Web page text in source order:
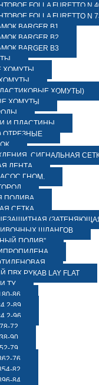
FOLLA FURETTO N
FOLLA FURETTO N
BARGER B1
BARGER B2
BARGER B3
ХОМУТЫ
ХОМУТЫ)
ХОМУТЫ
И ПЛАСТИНЫ
ОТРЕЗНЫЕ
СИГНАЛЬНАЯ
ЛЕНТА
ГНОМ.
ПОЛИВА
СЕТКА
ШЛАНГОВ
ПОЛИВ”
РУКАВ LAY FLAT
ТУ
86
89
96
72
90
79
76
82
84